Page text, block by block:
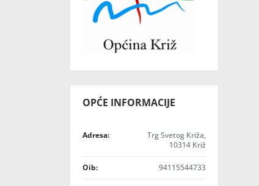
OPĆE INFORMACIJE
Adresa:
Trg Svetog Križa,
10314 Križ
Oib: 94115544733